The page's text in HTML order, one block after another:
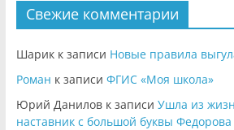
Свежие комментарии
Шарикк записи Новые правила
Роман к записи ФГИС «Моя школа»
Юрий Даниловк записи Ушла из
наставник с большой буквы